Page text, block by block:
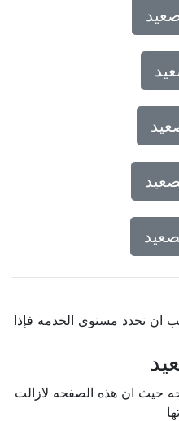
ان نحدد مستوى الخدمه فإذا
حيث ان هذه الصفحه لازالت